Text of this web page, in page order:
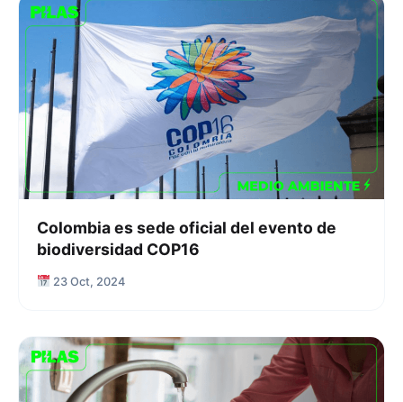
Colombia es sede oficial del evento de
biodiversidad COP16
23 Oct, 2024